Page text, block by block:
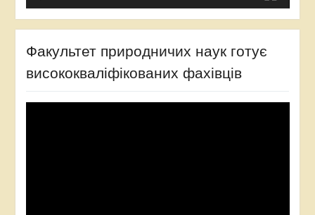
Факультет природничих наук готує
висококваліфікованих фахівців